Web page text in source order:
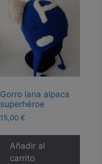
Gorro lana alpaca
superhéroe
15,00 €
Añadir al
carrito